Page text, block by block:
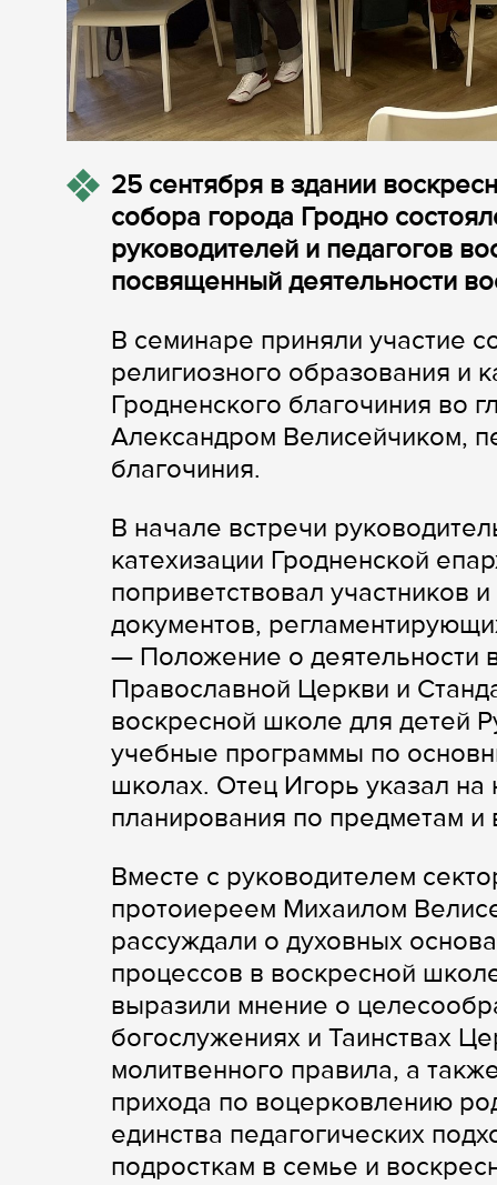
25 сентября в здании
собора города Гродно
руководителей и педагогов
посвященный деятельности
В семинаре приняли участие
религиозного образования и
Гродненского благочиния во
Александром Велисейчиком,
благочиния.
В начале встречи
катехизации Гродненской
поприветствовал участников
документов,
— Положение о деятельности
Православной Церкви и
воскресной школе для детей
учебные программы по
школах. Отец Игорь указал на
планирования по предметам и
Вместе с руководителем
протоиереем Михаилом
рассуждали о духовных
процессов в воскресной
выразили мнение о
богослужениях и Таинствах
молитвенного правила, а
прихода по воцерковлению
единства педагогических
подросткам в семье и